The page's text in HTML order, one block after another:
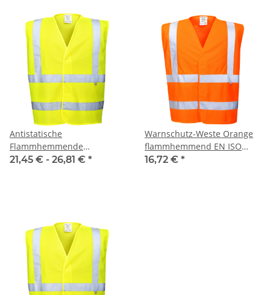
Antistatische
Flammhemmende
Warnweste Gelb EN ISO
21,45 € - 26,81 € *
Warnschutz-Weste Orange
flammhemmend EN ISO
20471 Class 2 Norm
16,72 € *